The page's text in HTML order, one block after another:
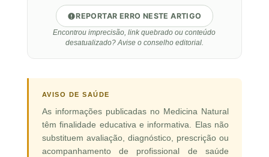
REPORTAR ERRO NESTE ARTIGO
Encontrou imprecisão, link quebrado ou conteúdo
desatualizado? Avise o conselho editorial.
AVISO DE SAÚDE
As informações publicadas no Medicina Natural
têm finalidade educativa e informativa. Elas não
substituem avaliação, diagnóstico, prescrição ou
acompanhamento de profissional de saúde